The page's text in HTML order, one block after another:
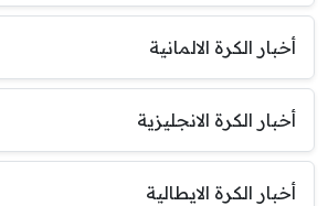
أخبار الكرة الالمانية
أخبار الكرة الانجليزية
أخبار الكرة الايطالية